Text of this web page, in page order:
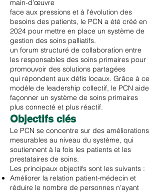
main-d'œuvre
face aux pressions et à l'évolution des
besoins des patients, le PCN a été créé en
2024 pour mettre en place un système de
gestion des soins palliatifs.
un forum structuré de collaboration entre
les responsables des soins primaires pour
promouvoir des solutions partagées
qui répondent aux défis locaux. Grâce à ce
modèle de leadership collectif, le PCN aide
façonner un système de soins primaires
plus connecté et plus réactif.
Objectifs clés
Le PCN se concentre sur des améliorations
mesurables au niveau du système, qui
soutiennent à la fois les patients et les
prestataires de soins.
Les principaux objectifs sont les suivants :
Améliorer la relation patient-médecin et
réduire le nombre de personnes n'ayant